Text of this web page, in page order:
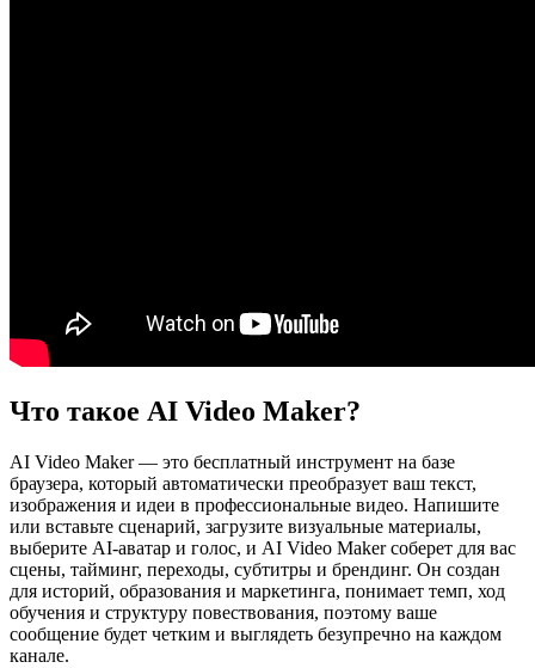
Что такое AI Video Maker?
AI Video Maker — это бесплатный инструмент на базе
браузера, который автоматически преобразует ваш текст,
изображения и идеи в профессиональные видео. Напишите
или вставьте сценарий, загрузите визуальные материалы,
выберите AI-аватар и голос, и AI Video Maker соберет для вас
сцены, тайминг, переходы, субтитры и брендинг. Он создан
для историй, образования и маркетинга, понимает темп, ход
обучения и структуру повествования, поэтому ваше
сообщение будет четким и выглядеть безупречно на каждом
канале.